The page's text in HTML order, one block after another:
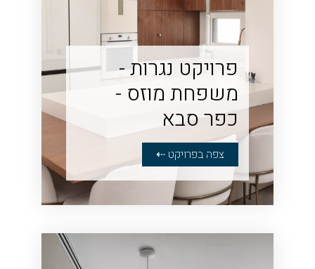
פרויקט נגרות -
משפחת מוזס -
כפר סבא
צפה בפרויקט ⇠